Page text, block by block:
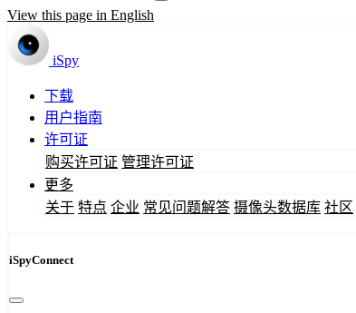
View this page in English
iSpy
下载
用户指南
许可证
购买许可证 管理许可证
更多
关于 特点 企业 常见问题解答 摄像头数据库 社区
iSpyConnect